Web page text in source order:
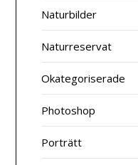
Naturbilder
Naturreservat
Okategoriserade
Photoshop
Porträtt